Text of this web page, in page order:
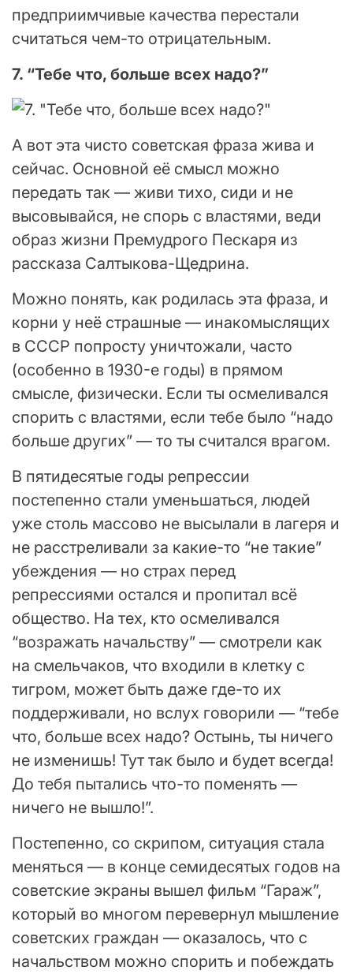
предприимчивые качества перестали
считаться чем-то отрицательным.
7. “Тебе что, больше всех надо?”
А вот эта чисто советская фраза жива и
сейчас. Основной её смысл можно
передать так — живи тихо, сиди и не
высовывайся, не спорь с властями, веди
образ жизни Премудрого Пескаря из
рассказа Салтыкова-Щедрина.
Можно понять, как родилась эта фраза, и
корни у неё страшные — инакомыслящих
в СССР попросту уничтожали, часто
(особенно в 1930-е годы) в прямом
смысле, физически. Если ты осмеливался
спорить с властями, если тебе было “надо
больше других” — то ты считался врагом.
В пятидесятые годы репрессии
постепенно стали уменьшаться, людей
уже столь массово не высылали в лагеря и
не расстреливали за какие-то “не такие”
убеждения — но страх перед
репрессиями остался и пропитал всё
общество. На тех, кто осмеливался
“возражать начальству” — смотрели как
на смельчаков, что входили в клетку с
тигром, может быть даже где-то их
поддерживали, но вслух говорили — “тебе
что, больше всех надо? Остынь, ты ничего
не изменишь! Тут так было и будет всегда!
До тебя пытались что-то поменять —
ничего не вышло!”.
Постепенно, со скрипом, ситуация стала
меняться — в конце семидесятых годов на
советские экраны вышел фильм “Гараж”,
который во многом перевернул мышление
советских граждан — оказалось, что с
начальством можно спорить и побеждать